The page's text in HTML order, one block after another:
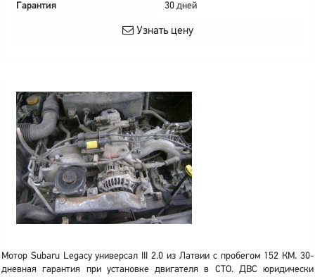
Гарантия
30 дней
Узнать цену
Мотор Subaru Legacy универсал III 2.0 из Латвии с пробегом 152 КМ. 30-
дневная гарантия при установке двигателя в СТО. ДВС юридически